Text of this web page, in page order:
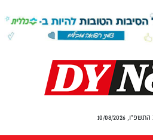
10/08/2026